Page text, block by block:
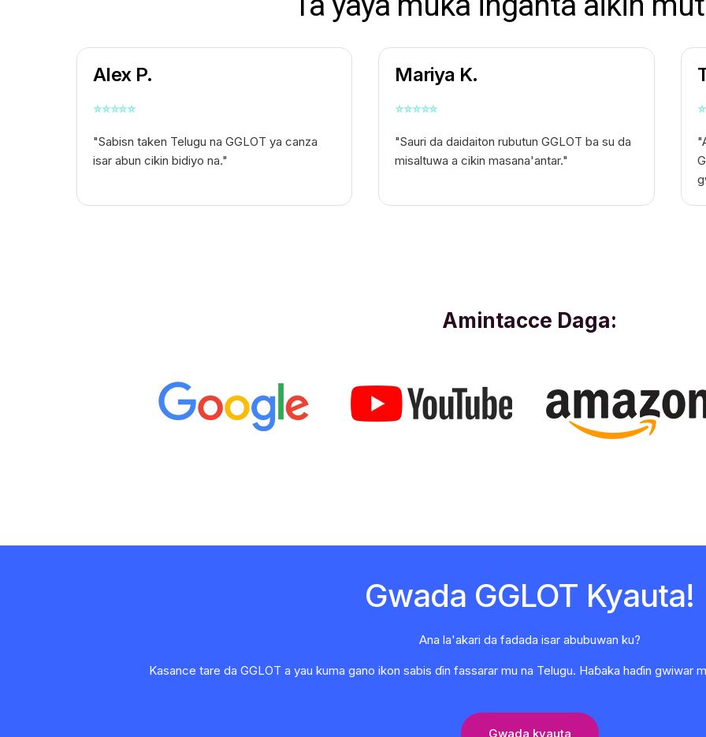
Alex P.
⭐⭐⭐⭐⭐
"Sabisn taken Telugu na GGLOT ya canza
isar abun cikin bidiyo na."
Mariya K.
⭐⭐⭐⭐⭐
"Sauri da daidaiton rubutun GGLOT ba su da
misaltuwa a cikin masana'antar."
⭐
Amintacce Daga:
Gwada GGLOT Kyauta!
Ana la'akari da fadada isar abubuwan ku?
Kasance tare da GGLOT a yau kuma gano ikon sabis ɗin fassarar mu na Telugu. Haɓaka haɗin gwiwar
Gwada kyauta